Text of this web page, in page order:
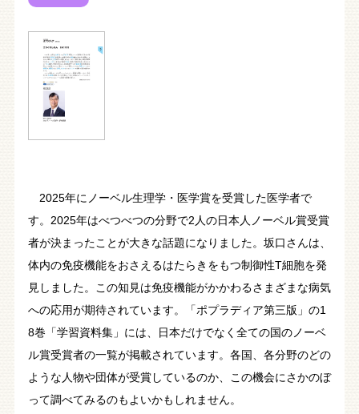
2025年にノーベル生理学・医学賞を受賞した医学者で
す。2025年はべつべつの分野で2人の日本人ノーベル賞受賞
者が決まったことが大きな話題になりました。坂口さんは、
体内の免疫機能をおさえるはたらきをもつ制御性T細胞を発
見しました。この知見は免疫機能がかかわるさまざまな病気
への応用が期待されています。「ポプラディア第三版」の1
8巻「学習資料集」には、日本だけでなく全ての国のノーベ
ル賞受賞者の一覧が掲載されています。各国、各分野のどの
ような人物や団体が受賞しているのか、この機会にさかのぼ
って調べてみるのもよいかもしれません。